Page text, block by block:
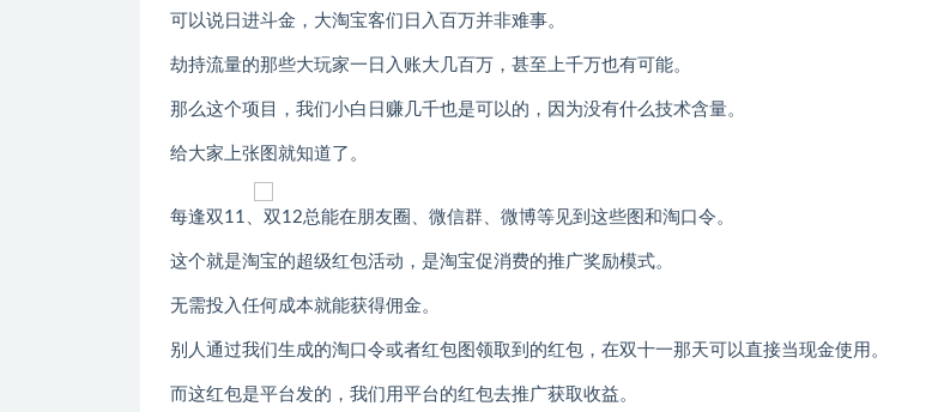
可以说日进斗金，大淘宝客们日入百万并非难事。
劫持流量的那些大玩家一日入账大几百万，甚至上千万也有可能。
那么这个项目，我们小白日赚几千也是可以的，因为没有什么技术含量。
给大家上张图就知道了。
每逢双11、双12总能在朋友圈、微信群、微博等见到这些图和淘口令。
这个就是淘宝的超级红包活动，是淘宝促消费的推广奖励模式。
无需投入任何成本就能获得佣金。
别人通过我们生成的淘口令或者红包图领取到的红包，在双十一那天可以直接当现金使用。
而这红包是平台发的，我们用平台的红包去推广获取收益。